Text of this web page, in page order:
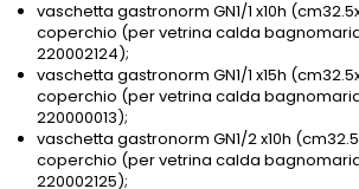
vaschetta gastronorm GN1/1 x10h
coperchio (per vetrina calda
220002124);
vaschetta gastronorm GN1/1 x15h
coperchio (per vetrina calda
220000013);
vaschetta gastronorm GN1/2 x10h
coperchio (per vetrina calda
220002125);